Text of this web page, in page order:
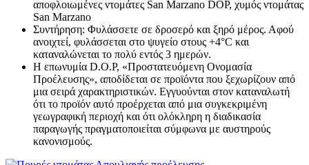
αποφλοιωμένες ντομάτες San Marzano DOP, χυμός ντομάτας
San Marzano
Συντήρηση: Φυλάσσετε σε δροσερό και ξηρό μέρος. Αφού
ανοιχτεί, φυλάσσεται στο ψυγείο στους +4°C και
καταναλώνεται το πολύ εντός 3 ημερών.
Η επωνυμία D.O.P, «Προστατευόμενη Ονομασία
Προέλευσης», αποδίδεται σε προϊόντα που ξεχωρίζουν από
μια σειρά χαρακτηριστικών. Εγγυούνται στον καταναλωτή
ότι το προϊόν αυτό προέρχεται από μια συγκεκριμένη
γεωγραφική περιοχή και ότι ολόκληρη η διαδικασία
παραγωγής πραγματοποιείται σύμφωνα με αυστηρούς
κανονισμούς.